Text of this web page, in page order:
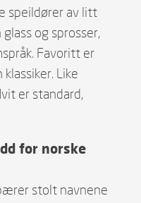
speildører av litt
og sprosser,
Favoritt er
Like
er standard,
for norske
stolt navnene